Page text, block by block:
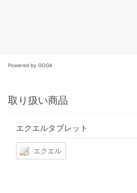
Powered by GOGA
取り扱い商品
エクエルタブレット
エクエル